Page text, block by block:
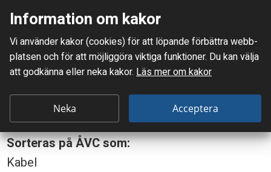
Mellanskånes Renhållnings AB
Du är här: Kabelvindor
K
b
e
Kabelvindor
Sorteras på ÅVC som:
Kabel
Information om kakor
Vi använder kakor (cookies) för att löpande förbättra webb­
platsen och för att möjlig­göra viktiga funktioner. Du kan välja
att godkänna eller neka kakor. Läs mer om kakor
Neka Acceptera